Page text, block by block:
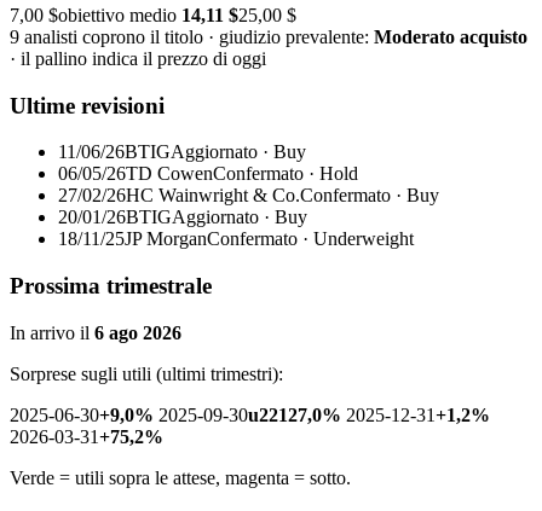
7,00 $obiettivo medio 14,11 $25,00 $
9 analisti coprono il titolo · giudizio prevalente: Moderato acquisto
· il pallino indica il prezzo di oggi
Ultime revisioni
11/06/26BTIGAggiornato · Buy
06/05/26TD CowenConfermato · Hold
27/02/26HC Wainwright & Co.Confermato · Buy
20/01/26BTIGAggiornato · Buy
18/11/25JP MorganConfermato · Underweight
Prossima trimestrale
In arrivo il 6 ago 2026
Sorprese sugli utili (ultimi trimestri):
2025-06-30+9,0% 2025-09-30u22127,0% 2025-12-31+1,2%
2026-03-31+75,2%
Verde = utili sopra le attese, magenta = sotto.